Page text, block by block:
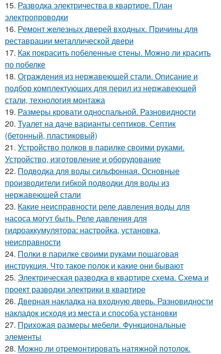
15. Разводка электричества в квартире. План
электропроводки
16. Ремонт железных дверей входных. Причины для
реставрации металлической двери
17. Как покрасить побеленные стены. Можно ли красить
по побелке
18. Ограждения из нержавеющей стали. Описание и
подбор комплектующих для перил из нержавеющей
стали, технология монтажа
19. Размеры кровати односпальной. Разновидности
20. Туалет на даче варианты септиков. Септик
(бетонный, пластиковый)
21. Устройство полков в парилке своими руками.
Устройство, изготовление и оборудование
22. Подводка для воды сильфонная. Основные
производители гибкой подводки для воды из
нержавеющей стали
23. Какие неисправности реле давления воды для
насоса могут быть. Реле давления для
гидроаккумулятора: настройка, установка,
неисправности
24. Полки в парилке своими руками пошаговая
инструкция. Что такое полок и какие они бывают
25. Электрическая разводка в квартире схема. Схема и
проект разводки электрики в квартире
26. Дверная накладка на входную дверь. Разновидности
накладок исходя из места и способа установки
27. Прихожая размеры мебели. Функциональные
элементы
28. Можно ли отремонтировать натяжной потолок.